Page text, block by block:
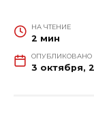
НА ЧТЕНИЕ
2 мин
ОПУБЛИКОВАНО
3 октября,